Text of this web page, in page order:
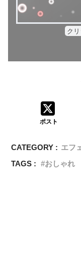
ク
ポスト
CATEGORY : エフ
TAGS :
おしゃれ